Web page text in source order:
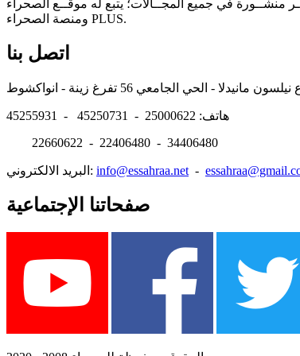
منشــورة في جميع المجــالات؛ يتبع له موقــع الصحراء
ومنصة الصحراء PLUS.
اتصل بنا
هاتف: 25000622 - 45250731 - 45255931
22660622 - 22406480 - 34406480
البريد الالكتروني: info@essahraa.net -
صفحاتنا الإجتماعية